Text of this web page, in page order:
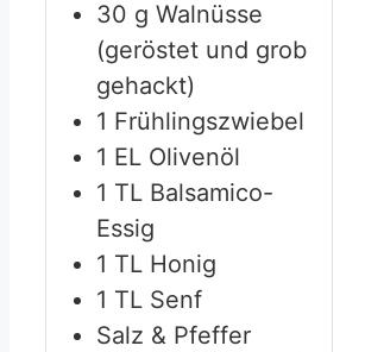
30 g Walnüsse
(geröstet und grob
gehackt)
1 Frühlingszwiebel
1 EL Olivenöl
1 TL Balsamico-
Essig
1 TL Honig
1 TL Senf
Salz & Pfeffer